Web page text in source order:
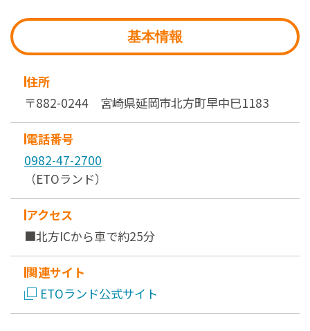
基本情報
住所
〒882-0244 宮崎県延岡市北方町早中巳1183
電話番号
0982-47-2700
（ETOランド）
アクセス
■北方ICから車で約25分
関連サイト
ETOランド公式サイト